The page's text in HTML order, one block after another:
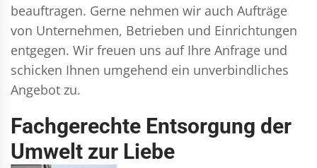
beauftragen. Gerne nehmen wir auch Aufträge
von Unternehmen, Betrieben und Einrichtungen
entgegen. Wir freuen uns auf Ihre Anfrage und
schicken Ihnen umgehend ein unverbindliches
Angebot zu.
Fachgerechte Entsorgung der
Umwelt zur Liebe